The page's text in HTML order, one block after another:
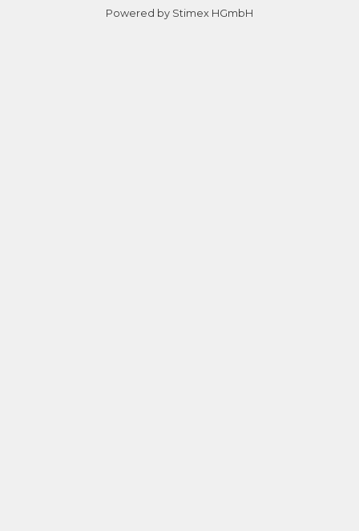
Powered by Stimex HGmbH